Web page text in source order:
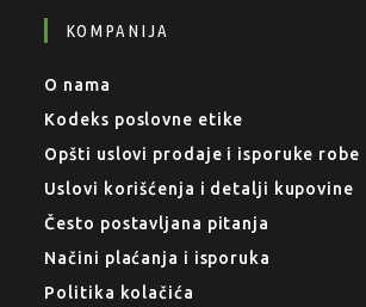
KOMPANIJA
O nama
Kodeks poslovne etike
Opšti uslovi prodaje i isporuke robe
Uslovi korišćenja i detalji kupovine
Često postavljana pitanja
Načini plaćanja i isporuka
Politika kolačića